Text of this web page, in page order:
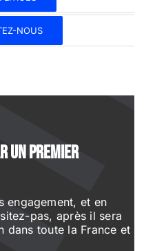
NOUS
un premier
engagement, et en
pas, après il sera
dans toute la France et